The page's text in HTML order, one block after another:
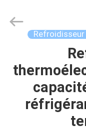
PRODUITS
(Guangzhou)